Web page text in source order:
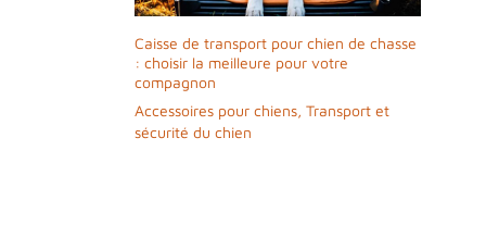
Caisse de transport pour chien de chasse
: choisir la meilleure pour votre
compagnon
Accessoires pour chiens, Transport et
sécurité du chien